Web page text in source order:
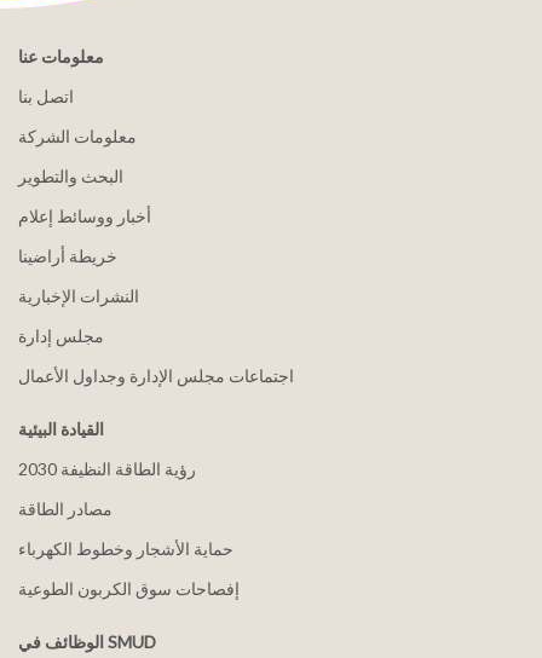
معلومات عنا
اتصل بنا
معلومات الشركة
البحث والتطوير
أخبار ووسائط إعلام
خريطة أراضينا
النشرات الإخبارية
مجلس إدارة
اجتماعات مجلس الإدارة وجداول الأعمال
القيادة البيئية
2030 رؤية الطاقة النظيفة
مصادر الطاقة
حماية الأشجار وخطوط الكهرباء
إفصاحات سوق الكربون الطوعية
الوظائف في SMUD